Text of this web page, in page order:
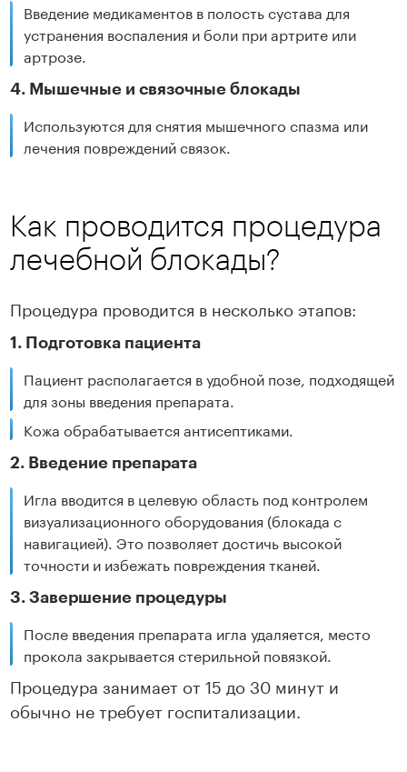
Введение медикаментов в полость сустава для
устранения воспаления и боли при артрите или
артрозе.
4. Мышечные и связочные блокады
Используются для снятия мышечного спазма или
лечения повреждений связок.
Как проводится процедура
лечебной блокады?
Процедура проводится в несколько этапов:
1. Подготовка пациента
Пациент располагается в удобной позе, подходящей
для зоны введения препарата.
Кожа обрабатывается антисептиками.
2. Введение препарата
Игла вводится в целевую область под контролем
визуализационного оборудования (блокада с
навигацией). Это позволяет достичь высокой
точности и избежать повреждения тканей.
3. Завершение процедуры
После введения препарата игла удаляется, место
прокола закрывается стерильной повязкой.
Процедура занимает от 15 до 30 минут и
обычно не требует госпитализации.